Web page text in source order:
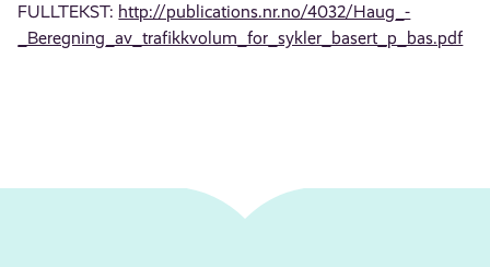
FULLTEKST: http://publications.nr.no/4032/Haug_-
_Beregning_av_trafikkvolum_for_sykler_basert_p_bas.pdf